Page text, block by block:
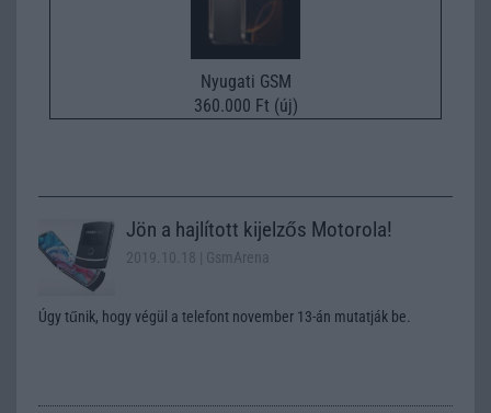
Nyugati GSM
360.000 Ft (új)
Jön a hajlított kijelzős Motorola!
2019.10.18 | GsmArena
Úgy tűnik, hogy végül a telefont november 13-án mutatják be.